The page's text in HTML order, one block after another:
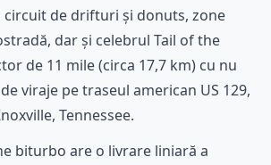
circuit de drifturi și donuts, zone
dar și celebrul Tail of the
de 11 mile (circa 17,7 km) cu nu
viraje pe traseul american US 129,
Tennessee.
biturbo are o livrare liniară a